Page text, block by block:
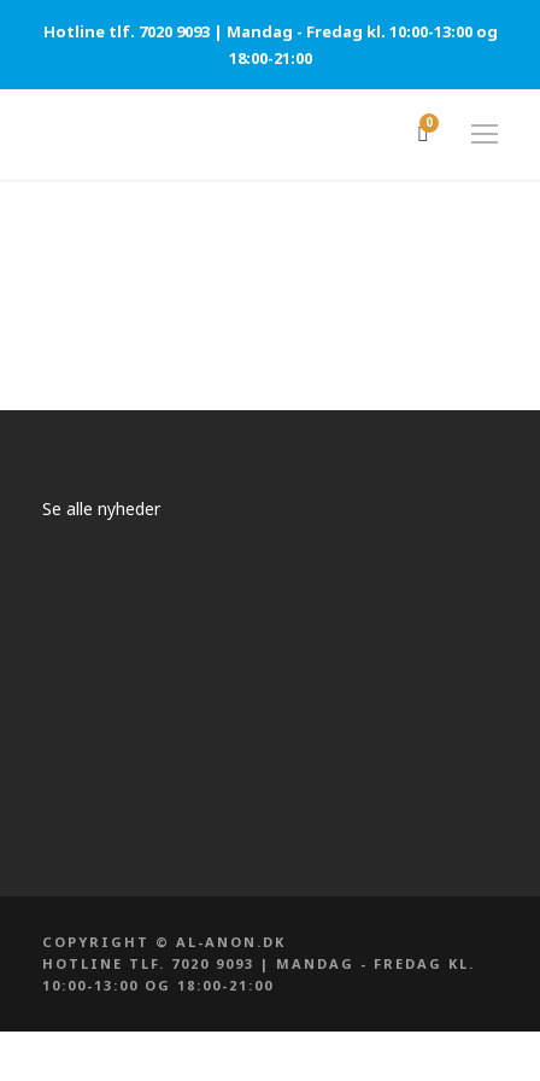
Hotline tlf. 7020 9093 | Mandag - Fredag kl. 10:00-13:00 og
18:00-21:00
0
Se alle nyheder
COPYRIGHT © AL-ANON.DK
HOTLINE TLF. 7020 9093 | MANDAG - FREDAG KL.
10:00-13:00 OG 18:00-21:00